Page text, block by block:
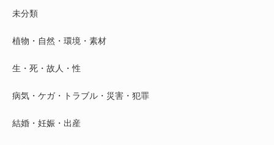
未分類
植物・自然・環境・素材
生・死・故人・性
病気・ケガ・トラブル・災害・犯罪
結婚・妊娠・出産